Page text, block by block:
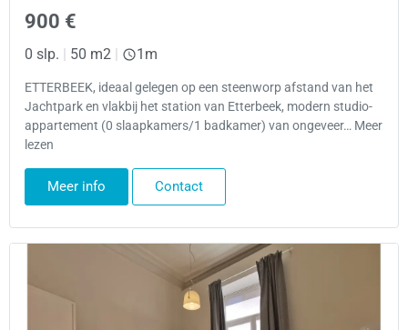
900 €
0 slp. | 50 m2 | 1m
ETTERBEEK, ideaal gelegen op een steenworp afstand van het
Jachtpark en vlakbij het station van Etterbeek, modern studio-
appartement (0 slaapkamers/1 badkamer) van ongeveer… Meer
lezen
Meer info Contact